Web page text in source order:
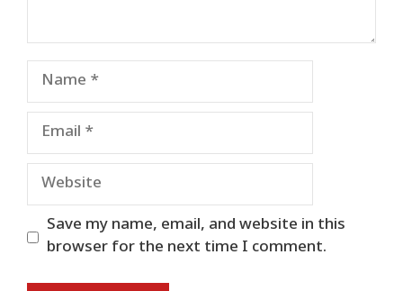
Name
Email
Website
Save my name, email, and website in this
browser for the next time I comment.